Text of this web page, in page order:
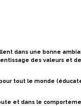
dans une bonne
des valeurs et
tout le monde
et dans le